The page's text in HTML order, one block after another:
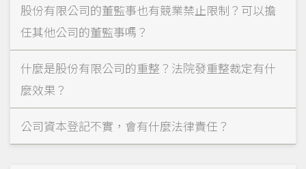
股份有限公司的董監事也有競業禁止限制？可以擔
任其他公司的董監事嗎？
什麼是股份有限公司的重整？法院發重整裁定有什
麼效果？
公司資本登記不實，會有什麼法律責任？